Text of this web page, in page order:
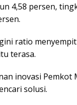
4,58 persen,
ratio menyempit
terasa.
inovasi Pemkot
solusi.